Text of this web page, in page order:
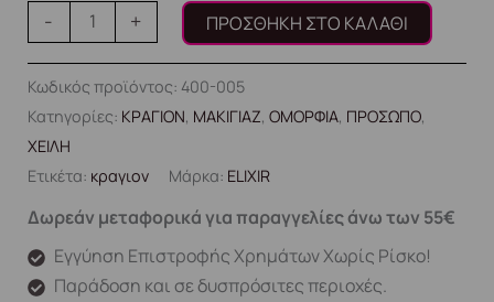
- + ΠΡΟΣΘΉΚΗ ΣΤΟ ΚΑΛΆΘΙ
Κωδικός προϊόντος: 400-005
Κατηγορίες: ΚΡΑΓΙΟΝ, ΜΑΚΙΓΙΑΖ, ΟΜΟΡΦΙΑ, ΠΡΟΣΩΠΟ,
ΧΕΙΛΗ
Ετικέτα: κραγιον Μάρκα: ELIXIR
Δωρεάν μεταφορικά για παραγγελίες άνω των 55€
Εγγύηση Επιστροφής Χρημάτων Χωρίς Ρίσκο!
Παράδοση και σε δυσπρόσιτες περιοχές.